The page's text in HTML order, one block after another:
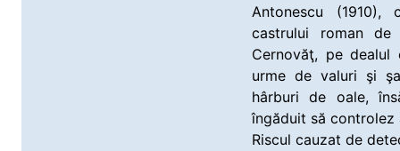
Antonescu (1910),
castrului roman
Cernovăţ, pe
urme de valuri şi
hârburi de oale,
îngăduit să controlez
Riscul cauzat de